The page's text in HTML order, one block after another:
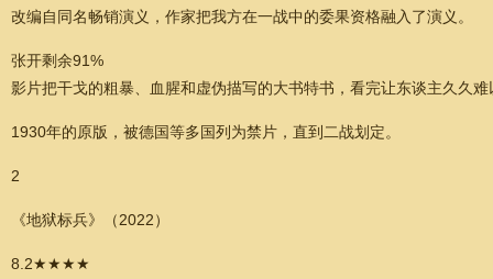
改编自同名畅销演义，作家把我方在一战中的委果资格融入了演义。
张开剩余91%
影片把干戈的粗暴、血腥和虚伪描写的大书特书，看完让东谈主久久难
1930年的原版，被德国等多国列为禁片，直到二战划定。
2
《地狱标兵》（2022）
8.2★★★★